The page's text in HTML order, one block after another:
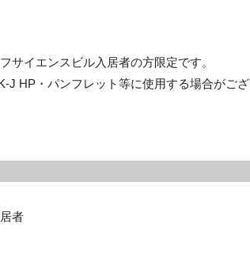
イエンスビル入居者の方限定です。
J HP・パンフレット等に使用する場合がござ
者